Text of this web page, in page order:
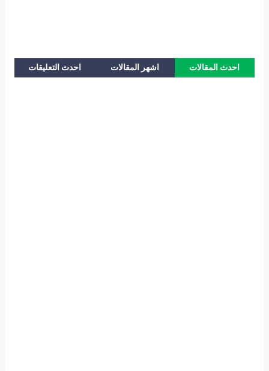
احدث المقالات اشهر المقالات احدث التعليقات